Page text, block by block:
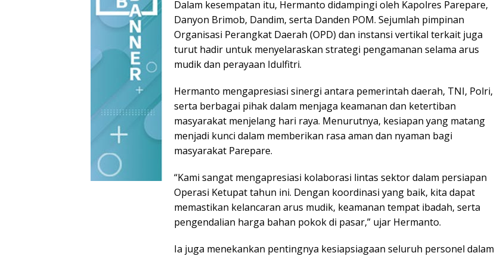
Dalam kesempatan itu, Hermanto didampingi oleh Kapolres Parepare,
Danyon Brimob, Dandim, serta Danden POM. Sejumlah pimpinan
Organisasi Perangkat Daerah (OPD) dan instansi vertikal terkait juga
turut hadir untuk menyelaraskan strategi pengamanan selama arus
mudik dan perayaan Idulfitri.
Hermanto mengapresiasi sinergi antara pemerintah daerah, TNI, Polri,
serta berbagai pihak dalam menjaga keamanan dan ketertiban
masyarakat menjelang hari raya. Menurutnya, kesiapan yang matang
menjadi kunci dalam memberikan rasa aman dan nyaman bagi
masyarakat Parepare.
“Kami sangat mengapresiasi kolaborasi lintas sektor dalam persiapan
Operasi Ketupat tahun ini. Dengan koordinasi yang baik, kita dapat
memastikan kelancaran arus mudik, keamanan tempat ibadah, serta
pengendalian harga bahan pokok di pasar,” ujar Hermanto.
Ia juga menekankan pentingnya kesiapsiagaan seluruh personel dalam